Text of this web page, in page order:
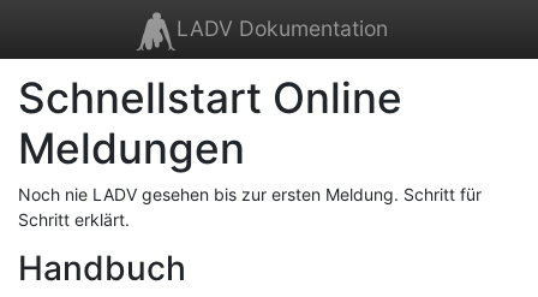
LADV Dokumentation
Schnellstart Online
Meldungen
Noch nie LADV gesehen bis zur ersten Meldung. Schritt für
Schritt erklärt.
Handbuch